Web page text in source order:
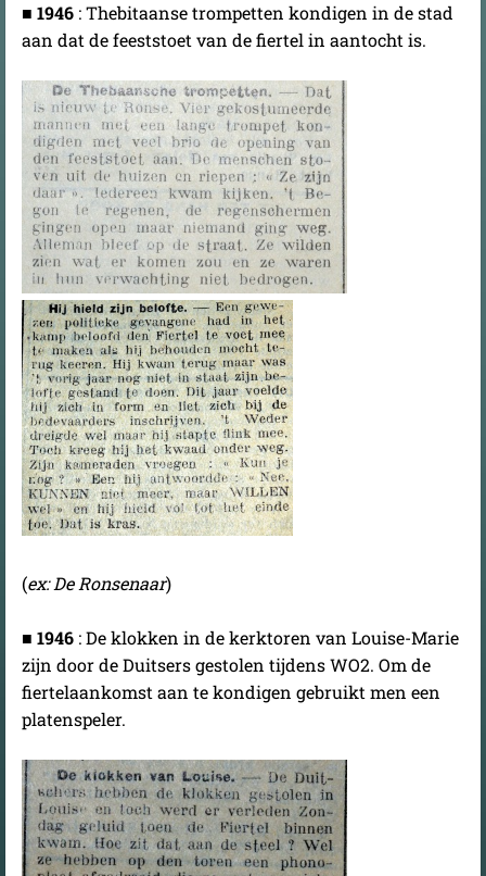
■ 1946 : Thebitaanse trompetten kondigen in de stad
aan dat de feeststoet van de fiertel in aantocht is.
(ex: De Ronsenaar)
■ 1946 : De klokken in de kerktoren van Louise-Marie
zijn door de Duitsers gestolen tijdens WO2. Om de
fiertelaankomst aan te kondigen gebruikt men een
platenspeler.